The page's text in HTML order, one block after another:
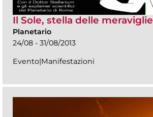
Il Sole, stella delle meraviglie
Planetario
24/08 - 31/08/2013
Evento|Manifestazioni